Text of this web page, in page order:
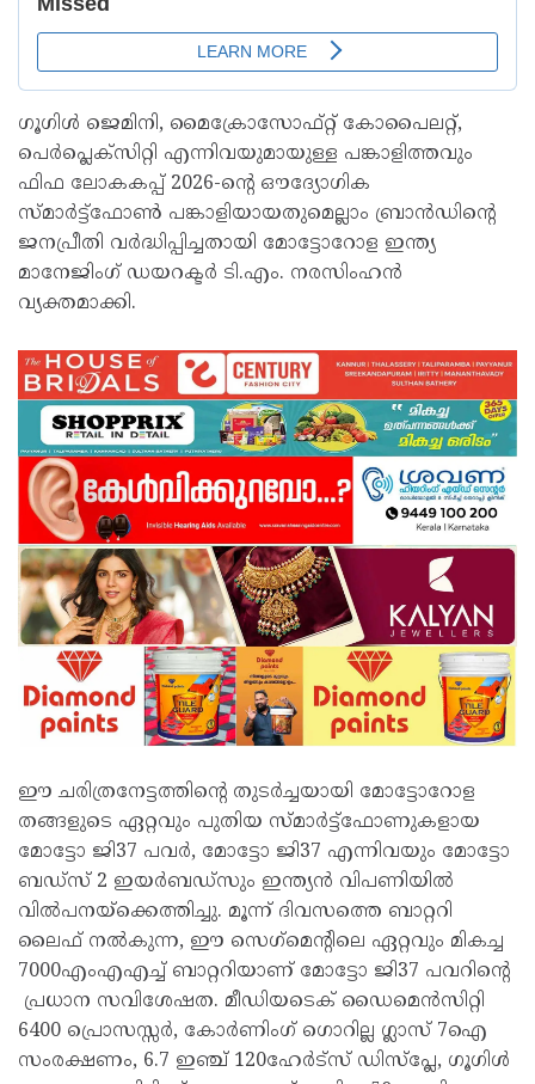
ഗൂഗിൾ ജെമിനി, മൈക്രോസോഫ്റ്റ് കോപൈലറ്റ്,
പെർപ്ലെക്‌സിറ്റി എന്നിവയുമായുള്ള പങ്കാളിത്തവും
ഫിഫ ലോകകപ്പ് 2026-ൻ്റെ ഔദ്യോഗിക
സ്‌മാർട്ട്ഫോൺ പങ്കാളിയായതുമെല്ലാം ബ്രാൻഡിൻ്റെ
ജനപ്രീതി വർദ്ധിപ്പിച്ചതായി മോട്ടോറോള ഇന്ത്യ
മാനേജിംഗ് ഡയറക്ടർ ടി.എം. നരസിംഹൻ
വ്യക്തമാക്കി.
ഈ ചരിത്രനേട്ടത്തിൻ്റെ തുടർച്ചയായി മോട്ടോറോള
തങ്ങളുടെ ഏറ്റവും പുതിയ സ്‌മാർട്ട്ഫോണുകളായ
മോട്ടോ ജി37 പവർ, മോട്ടോ ജി37 എന്നിവയും മോട്ടോ
ബഡ്‌സ് 2 ഇയർബഡ്‌സും ഇന്ത്യൻ വിപണിയിൽ
വിൽപനയ്‌ക്കെത്തിച്ചു. മൂന്ന് ദിവസത്തെ ബാറ്ററി
ലൈഫ് നൽകുന്ന, ഈ സെഗ്‌മെന്റിലെ ഏറ്റവും മികച്ച
7000എംഎഎച്ച് ബാറ്ററിയാണ് മോട്ടോ ജി37 പവറിൻ്റെ
പ്രധാന സവിശേഷത. മീഡിയടെക് ഡൈമെൻസിറ്റി
6400 പ്രൊസസ്സർ, കോർണിംഗ് ഗൊറില്ല ഗ്ലാസ് 7ഐ
സംരക്ഷണം, 6.7 ഇഞ്ച് 120ഹേർട്സ് ഡിസ്‌പ്ലേ, ഗൂഗിൾ